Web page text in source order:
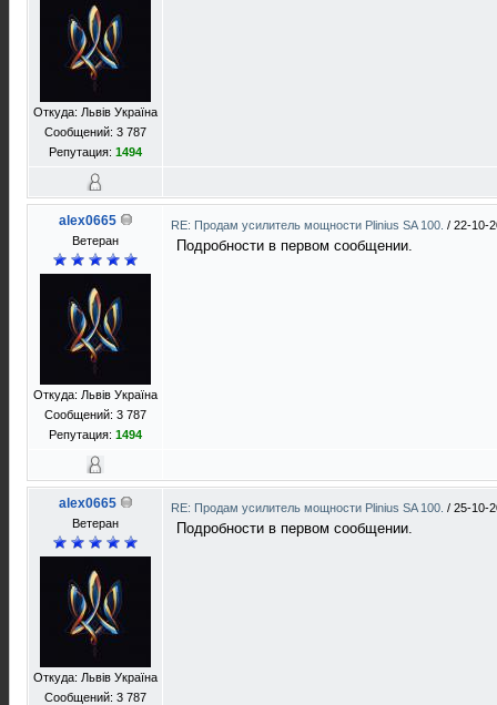
Откуда: Львів Україна
Сообщений: 3 787
Репутация: 1494
alex0665
Ветеран
Откуда: Львів Україна
Сообщений: 3 787
Репутация: 1494
RE: Продам усилитель мощности Plinius SA 100. / 22-10-
Подробности в первом сообщении.
alex0665
Ветеран
Откуда: Львів Україна
Сообщений: 3 787
RE: Продам усилитель мощности Plinius SA 100. / 25-10-
Подробности в первом сообщении.